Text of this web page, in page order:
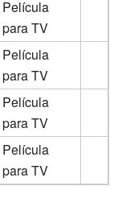
Película
para TV
Película
para TV
Película
para TV
Película
para TV